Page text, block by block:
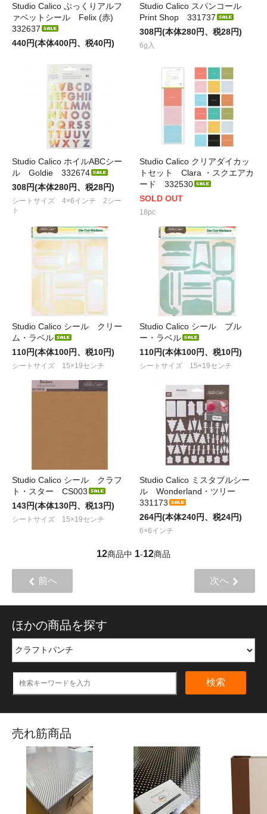
Studio Calico ぷっくりアルフ
ァベットシール Felix (赤)
332637
440円(本体400円、税40円)
Studio Calico スパンコール
Print Shop 331737
308円(本体280円、税28円)
6g入
Studio Calico ホイルABCシー
ル Goldie 332674
308円(本体280円、税28円)
シートサイズ 4×6インチ 2シー
ト
Studio Calico クリアダイカッ
トセット Clara ・スクエアカ
ード 332530
SOLD OUT
18pc
Studio Calico シール クリー
ム・ラベル
110円(本体100円、税10円)
シートサイズ 15×19センチ
Studio Calico シール ブル
ー・ラベル
110円(本体100円、税10円)
シートサイズ 15×19センチ
Studio Calico シール クラフ
ト・スター CS003
143円(本体130円、税13円)
シートサイズ 15×19センチ
Studio Calico ミスタブルシー
ル Wonderland・ツリー
331173
264円(本体240円、税24円)
6×6インチ
12商品中 1-12商品
前へ 次へ
ほかの商品を探す
検索
売れ筋商品